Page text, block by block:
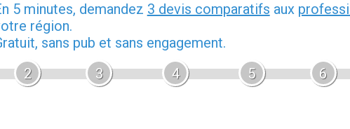
5 minutes, demandez 3 devis comparatifs aux
région.
sans pub et sans engagement.
2 3 4 5 6